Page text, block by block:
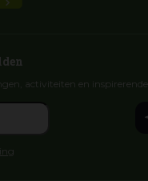
activiteiten en